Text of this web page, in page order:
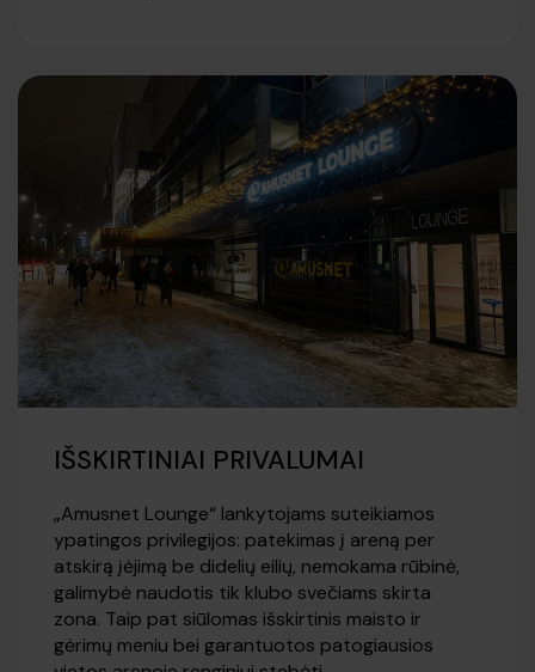
IŠSKIRTINIAI PRIVALUMAI
„Amusnet Lounge“ lankytojams suteikiamos
ypatingos privilegijos: patekimas į areną per
atskirą įėjimą be didelių eilių, nemokama rūbinė,
galimybė naudotis tik klubo svečiams skirta
zona. Taip pat siūlomas išskirtinis maisto ir
gėrimų meniu bei garantuotos patogiausios